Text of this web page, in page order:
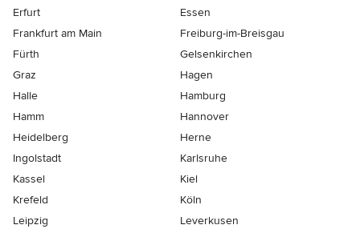
Erfurt
Essen
Frankfurt am Main
Freiburg-im-Breisgau
Fürth
Gelsenkirchen
Graz
Hagen
Halle
Hamburg
Hamm
Hannover
Heidelberg
Herne
Ingolstadt
Karlsruhe
Kassel
Kiel
Krefeld
Köln
Leipzig
Leverkusen